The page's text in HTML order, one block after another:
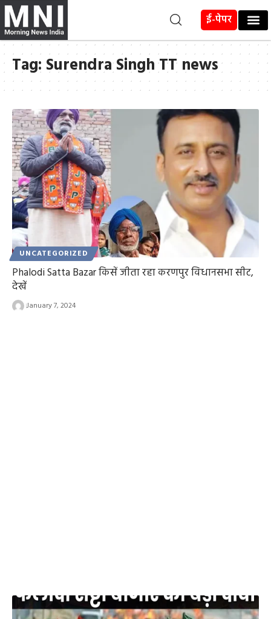
ई-पेपर
Tag: Surendra Singh TT news
UNCATEGORIZED
Phalodi Satta Bazar किसें जीता रहा करणपुर विधानसभा सीट,
देखें
January 7, 2024